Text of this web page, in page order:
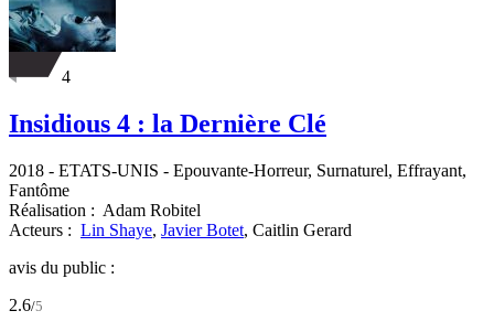
4
Insidious 4 : la Dernière Clé
2018 - ETATS-UNIS - Epouvante-Horreur, Surnaturel, Effrayant,
Fantôme
Réalisation : Adam Robitel
Acteurs : Lin Shaye, Javier Botet, Caitlin Gerard
avis du public :
2.6/5